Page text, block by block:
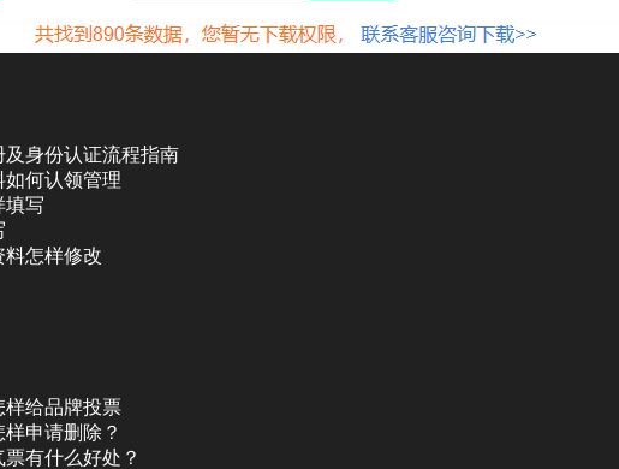
身份认证流程指南
何认领管理
填写
怎样修改
样给品牌投票
申请删除？
有什么好处？